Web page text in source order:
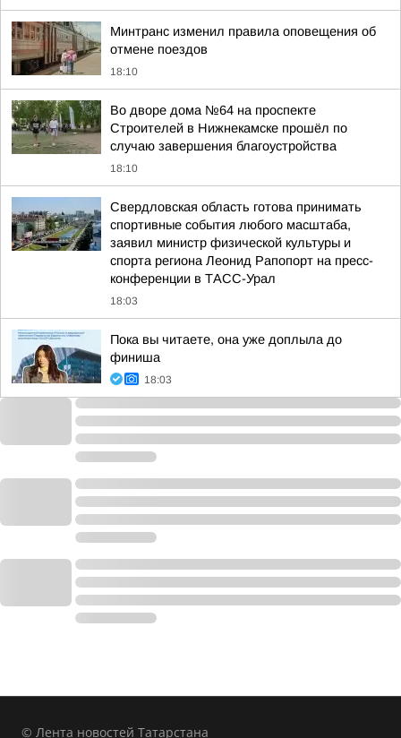
Минтранс изменил правила оповещения об
отмене поездов
18:10
Во дворе дома №64 на проспекте
Строителей в Нижнекамске прошёл по
случаю завершения благоустройства
18:10
Свердловская область готова принимать
спортивные события любого масштаба,
заявил министр физической культуры и
спорта региона Леонид Рапопорт на пресс-
конференции в ТАСС-Урал
18:03
Пока вы читаете, она уже доплыла до
финиша
18:03
© Лента новостей Татарстана